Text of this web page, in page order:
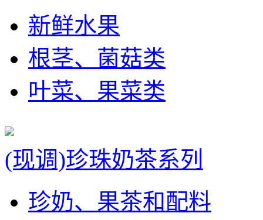
新鲜水果
根茎、菌菇类
叶菜、果菜类
(现调)珍珠奶茶系列
珍奶、果茶和配料